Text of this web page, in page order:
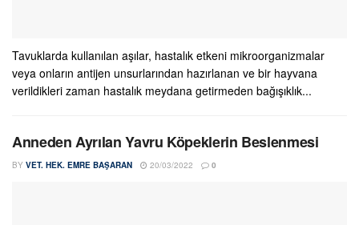
Tavuklarda kullanılan aşılar, hastalık etkeni mikroorganizmalar
veya onların antijen unsurlarından hazırlanan ve bir hayvana
verildikleri zaman hastalık meydana getirmeden bağışıklık...
Anneden Ayrılan Yavru Köpeklerin Beslenmesi
BY VET. HEK. EMRE BAŞARAN 20/03/2022 0